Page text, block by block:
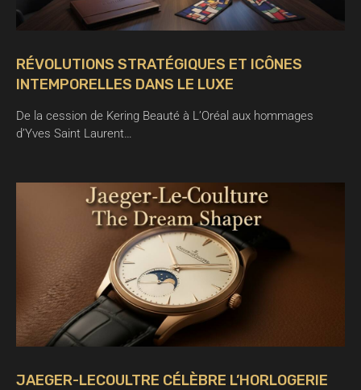
RÉVOLUTIONS STRATÉGIQUES ET ICÔNES
INTEMPORELLES DANS LE LUXE
De la cession de Kering Beauté à L’Oréal aux hommages
d’Yves Saint Laurent…
JAEGER-LECOULTRE CÉLÈBRE L’HORLOGERIE